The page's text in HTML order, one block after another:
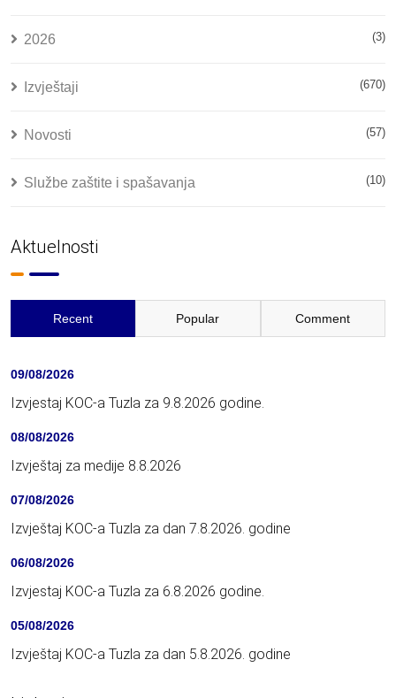
2026 (3)
Izvještaji (670)
Novosti (57)
Službe zaštite i spašavanja (10)
Aktuelnosti
Recent Popular Comment
09/08/2026
Izvjestaj KOC-a Tuzla za 9.8.2026 godine.
08/08/2026
Izvještaj za medije 8.8.2026
07/08/2026
Izvještaj KOC-a Tuzla za dan 7.8.2026. godine
06/08/2026
Izvjestaj KOC-a Tuzla za 6.8.2026 godine.
05/08/2026
Izvještaj KOC-a Tuzla za dan 5.8.2026. godine